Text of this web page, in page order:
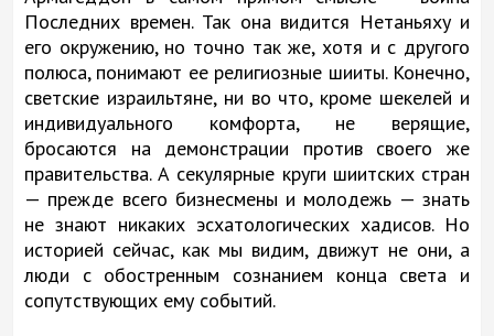
Последних времен. Так она видится Нетаньяху и
его окружению, но точно так же, хотя и с другого
полюса, понимают ее религиозные шииты. Конечно,
светские израильтяне, ни во что, кроме шекелей и
индивидуального комфорта, не верящие,
бросаются на демонстрации против своего же
правительства. А секулярные круги шиитских стран
— прежде всего бизнесмены и молодежь — знать
не знают никаких эсхатологических хадисов. Но
историей сейчас, как мы видим, движут не они, а
люди с обостренным сознанием конца света и
сопутствующих ему событий.